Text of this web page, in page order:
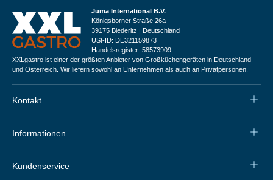
Juma International B.V.
Königsborner Straße 26a
39175 Biederitz | Deutschland
USt-ID: DE321159873
Handelsregister: 58573909
XXLgastro ist einer der größten Anbieter von Großküchengeräten in Deutschland
und Österreich. Wir liefern sowohl an Unternehmen als auch an Privatpersonen.
Kontakt
Informationen
Kundenservice